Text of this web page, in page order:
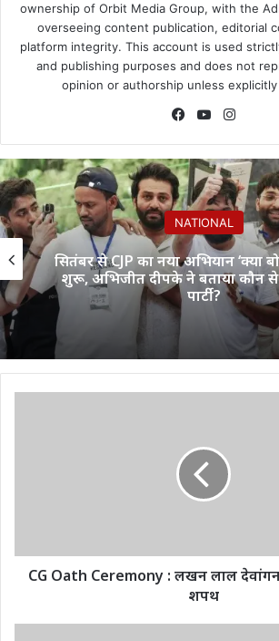
ownership of Orbit Media Group, with the
overseeing content publication, editorial
platform integrity. This account is used
and publishing purposes and does not
opinion or authorship unless
FacebookYouTube
NATIONAL
का नया अभियान ‘क्या बोलती पब्लिक’
दीपके ने बताया कौन से मुद्दे उठाएगी
पार्टी?
ली
मंत्रीCG Oath Ceremony : लखन लाल देवांगन
शपथ